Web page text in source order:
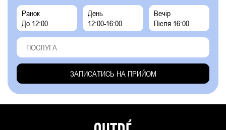
Ранок
До 12:00
День
12:00-16:00
Вечір
Після 16:00